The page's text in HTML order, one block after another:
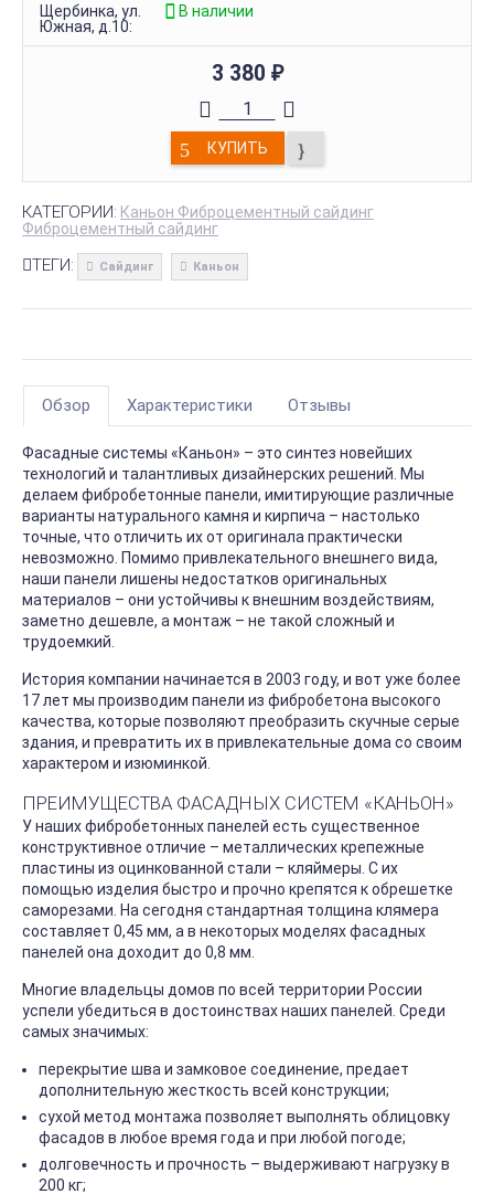
Щербинка, ул.
Южная, д.10:
В наличии
3 380 ₽
КУПИТЬ
КАТЕГОРИИ: Каньон Фиброцементный сайдинг
Фиброцементный сайдинг
ТЕГИ: Сайдинг Каньон
Обзор Характеристики Отзывы
Фасадные системы «Каньон» – это синтез новейших
технологий и талантливых дизайнерских решений. Мы
делаем фибробетонные панели, имитирующие различные
варианты натурального камня и кирпича – настолько
точные, что отличить их от оригинала практически
невозможно. Помимо привлекательного внешнего вида,
наши панели лишены недостатков оригинальных
материалов – они устойчивы к внешним воздействиям,
заметно дешевле, а монтаж – не такой сложный и
трудоемкий.
История компании начинается в 2003 году, и вот уже более
17 лет мы производим панели из фибробетона высокого
качества, которые позволяют преобразить скучные серые
здания, и превратить их в привлекательные дома со своим
характером и изюминкой.
ПРЕИМУЩЕСТВА ФАСАДНЫХ СИСТЕМ «КАНЬОН»
У наших фибробетонных панелей есть существенное
конструктивное отличие – металлических крепежные
пластины из оцинкованной стали – кляймеры. С их
помощью изделия быстро и прочно крепятся к обрешетке
саморезами. На сегодня стандартная толщина клямера
составляет 0,45 мм, а в некоторых моделях фасадных
панелей она доходит до 0,8 мм.
Многие владельцы домов по всей территории России
успели убедиться в достоинствах наших панелей. Среди
самых значимых:
перекрытие шва и замковое соединение, предает
дополнительную жесткость всей конструкции;
сухой метод монтажа позволяет выполнять облицовку
фасадов в любое время года и при любой погоде;
долговечность и прочность – выдерживают нагрузку в
200 кг;